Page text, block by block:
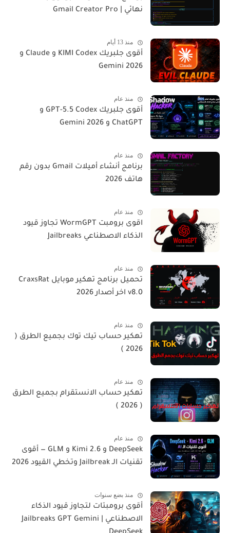
نهائي | Gmail Creator Pro
منذ 13 أيام
أقوى جلبريك KIMI Codex و Claude و
Gemini 2026
منذ عام
أقوى جلبريك GPT-5.5 Codex و
ChatGPT و Gemini 2026
منذ عام
برنامج أنشاء أميلات Gmail بدون رقم
هاتف 2026
منذ عام
اقوى برومبت WormGPT تجاوز قيود
الذكاء الاصطناعي Jailbreaks
منذ عام
تحميل برنامج تهكير موبايل CraxsRat
v8.0 اخر أصدار 2026
منذ عام
تهكير حساب تيك توك بجميع الطرق (
2026 )
منذ عام
تهكير حساب الانستقرام بجميع الطرق
( 2026 )
منذ عام
DeepSeek و Kimi 2.6 و GLM — أقوى
تقنيات الـ Jailbreak وتخطي القيود 2026
منذ بضع سنوات
أقوى برومبتات لتجاوز قيود الذكاء
الاصطناعي | Jailbreaks GPT Gemini